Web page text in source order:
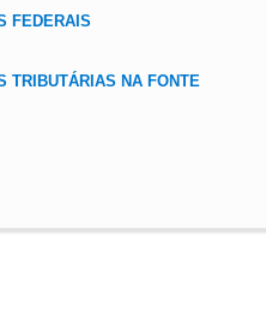
FEDERAIS
TRIBUTÁRIAS NA FONTE